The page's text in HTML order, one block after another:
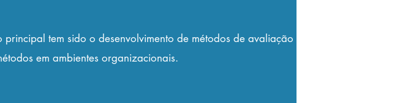
tem sido o desenvolvimento de métodos de avaliação
em ambientes organizacionais.